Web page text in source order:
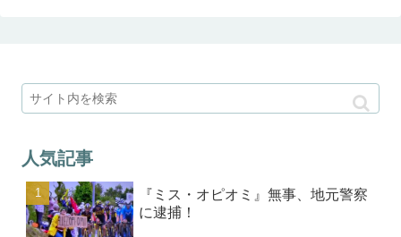
人気記事
『ミス・オピオミ』無事、地元警察
に逮捕！